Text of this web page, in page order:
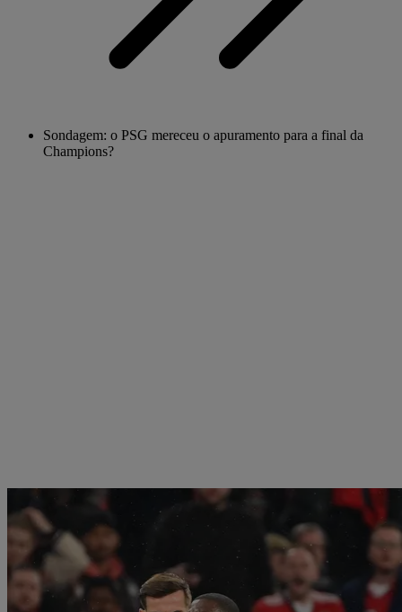
Sondagem: o PSG mereceu o apuramento para a final da
Champions?